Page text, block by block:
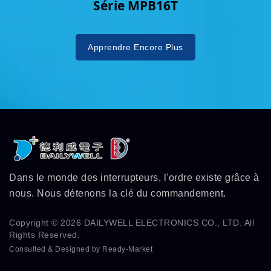
Série MPB16T
Apprendre Encore Plus
Dans le monde des interrupteurs, l'ordre existe grâce à
nous. Nous détenons la clé du commandement.
Copyright © 2026 DAILYWELL ELECTRONICS CO., LTD. All
Rights Reserved.
Consulted & Designed by Ready-Market